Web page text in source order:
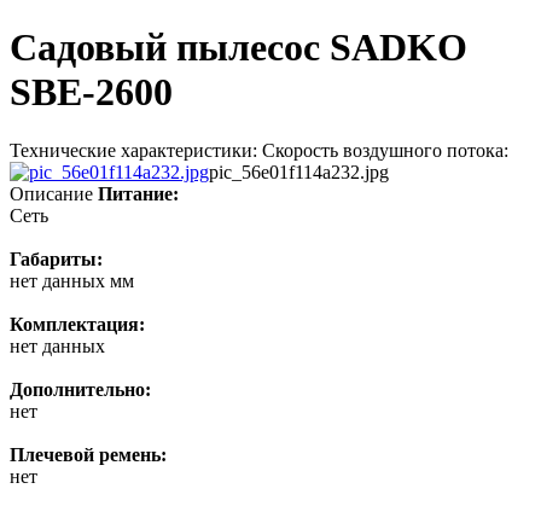
Садовый пылесос SADKO
SBE-2600
Технические характеристики: Скорость воздушного потока:
pic_56e01f114a232.jpg
Описание Питание:
Сеть
Габариты:
нет данных мм
Комплектация:
нет данных
Дополнительно:
нет
Плечевой ремень:
нет